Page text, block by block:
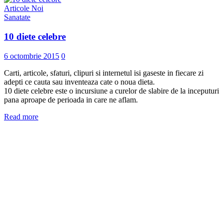
Articole Noi
Sanatate
10 diete celebre
6 octombrie 2015 0
Carti, articole, sfaturi, clipuri si internetul isi gaseste in fiecare zi
adepti ce cauta sau inventeaza cate o noua dieta.
10 diete celebre este o incursiune a curelor de slabire de la inceputuri
pana aproape de perioada in care ne aflam.
Read more